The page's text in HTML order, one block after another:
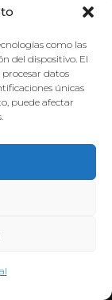
como las
del dispositivo. El
datos
únicas
puede afectar
MATERNALES
RATÓN